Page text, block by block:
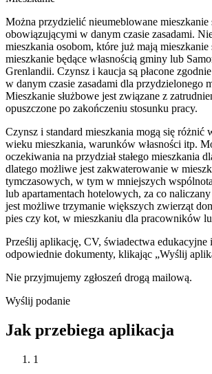
Można przydzielić nieumeblowane mieszkanie
obowiązującymi w danym czasie zasadami.
mieszkania osobom, które już mają mieszkanie
mieszkanie będące własnością gminy lub
Grenlandii. Czynsz i kaucja są płacone
w danym czasie zasadami dla przydzielonego
Mieszkanie służbowe jest związane z
opuszczone po zakończeniu stosunku pracy.
Czynsz i standard mieszkania mogą się różnić
wieku mieszkania, warunków własności itp.
oczekiwania na przydział stałego mieszkania
dlatego możliwe jest zakwaterowanie w
tymczasowych, w tym w mniejszych
lub apartamentach hotelowych, za co
jest możliwe trzymanie większych zwierząt
pies czy kot, w mieszkaniu dla pracowników
Prześlij aplikację, CV, świadectwa edukacyjne
odpowiednie dokumenty, klikając „Wyślij
Nie przyjmujemy zgłoszeń drogą mailową.
Wyślij podanie
Jak przebiega aplikacja
1